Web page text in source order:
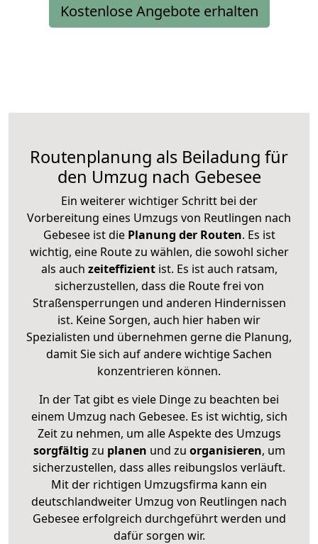
Kostenlose Angebote erhalten
Routenplanung als Beiladung für
den Umzug nach Gebesee
Ein weiterer wichtiger Schritt bei der
Vorbereitung eines Umzugs von Reutlingen nach
Gebesee ist diePlanung der Routen. Es ist
wichtig, eine Route zu wählen, die sowohl sicher
als auch zeiteffizientist. Es ist auch ratsam,
sicherzustellen, dass die Route frei von
Straßensperrungen und anderen Hindernissen
ist. Keine Sorgen, auch hier haben wir
Spezialisten und übernehmen gerne die Planung,
damit Sie sich auf andere wichtige Sachen
konzentrieren können.
In der Tat gibt es viele Dinge zu beachten bei
einem Umzug nach Gebesee. Es ist wichtig, sich
Zeit zu nehmen, um alle Aspekte des Umzugs
sorgfältig zu planen und zu organisieren, um
sicherzustellen, dass alles reibungslos verläuft.
Mit der richtigen Umzugsfirma kann ein
deutschlandweiter Umzug von Reutlingen nach
Gebesee erfolgreich durchgeführt werden und
dafür sorgen wir.